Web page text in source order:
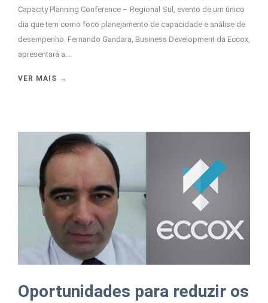
Capacity Planning Conference – Regional Sul, evento de um único
dia que tem como foco planejamento de capacidade e análise de
desempenho. Fernando Gandara, Business Development da Eccox,
apresentará a...
VER MAIS →
Oportunidades para reduzir os